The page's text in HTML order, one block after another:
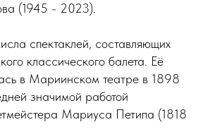
(1945 - 2023).
спектаклей, составляющих
классического балета. Её
в Мариинском театре в 1898
значимой работой
Мариуса Петипа (1818